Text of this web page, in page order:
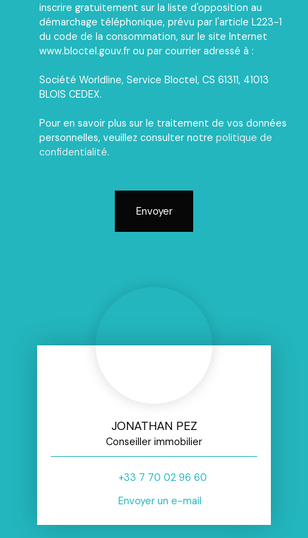
inscrire gratuitement sur la liste d'opposition au
démarchage téléphonique, prévu par l'article L223-1
du code de la consommation, sur le site Internet
www.bloctel.gouv.fr ou par courrier adressé à :
Société Worldline, Service Bloctel, CS 61311, 41013
BLOIS CEDEX.
Pour en savoir plus sur le traitement de vos données
personnelles, veuillez consulter notre politique de
confidentialité.
Envoyer
JONATHAN PEZ
Conseiller immobilier
+33 7 70 02 96 60
Envoyer un e-mail